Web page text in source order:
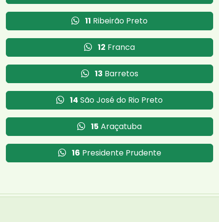
11 Ribeirão Preto
12 Franca
13 Barretos
14 São José do Rio Preto
15 Araçatuba
16 Presidente Prudente